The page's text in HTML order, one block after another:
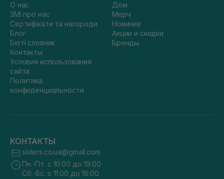
О нас
ЗМІ про нас
Сертифікати та нагороди
Блог
Бюті словник
Контакты
Условия использования
сайта
Политика
конфиденциальности
Дом
Мерч
Новинки
Акции и скидки
Бренды
КОНТАКТЫ
sisters.co.ua@gmail.com
Пн.-Пт. с 10:00 до 19:00
Сб.-Вс. с 11:00 до 18:00